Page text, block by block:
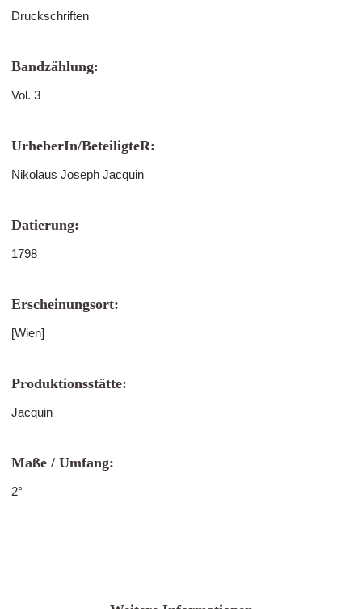
Druckschriften
Bandzählung:
Vol. 3
UrheberIn/BeteiligteR:
Nikolaus Joseph Jacquin
Datierung:
1798
Erscheinungsort:
[Wien]
Produktionsstätte:
Jacquin
Maße / Umfang:
2°